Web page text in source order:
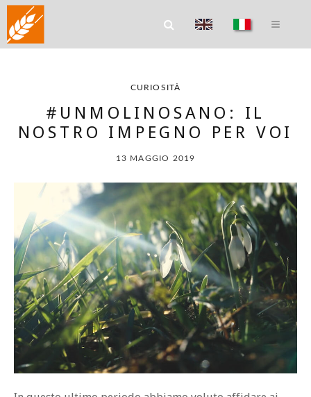
CURIOSITÀ
#UNMOLINOSANO: IL
NOSTRO IMPEGNO PER VOI
13 MAGGIO 2019